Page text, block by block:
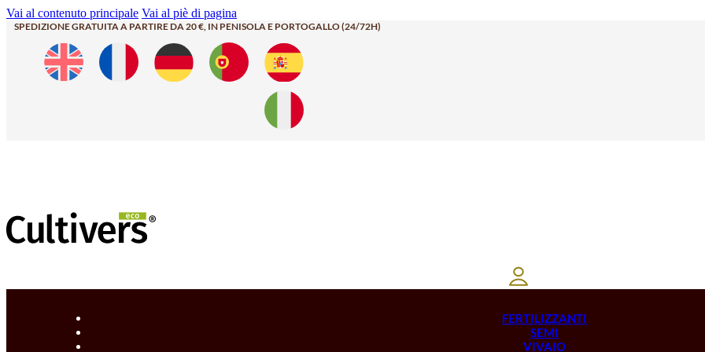
Vai al contenuto principale Vai al piè di pagina
SPEDIZIONE GRATUITA A PARTIRE DA 20 €, IN PENISOLA E PORTOGALLO (24/72H)
FERTILIZZANTI
SEMI
VIVAIO